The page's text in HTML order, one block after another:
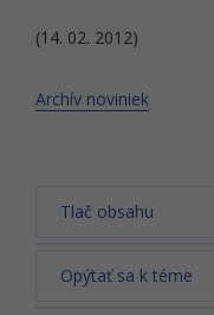
(14. 02. 2012)
Archív noviniek
Tlač obsahu
Opýtať sa k téme